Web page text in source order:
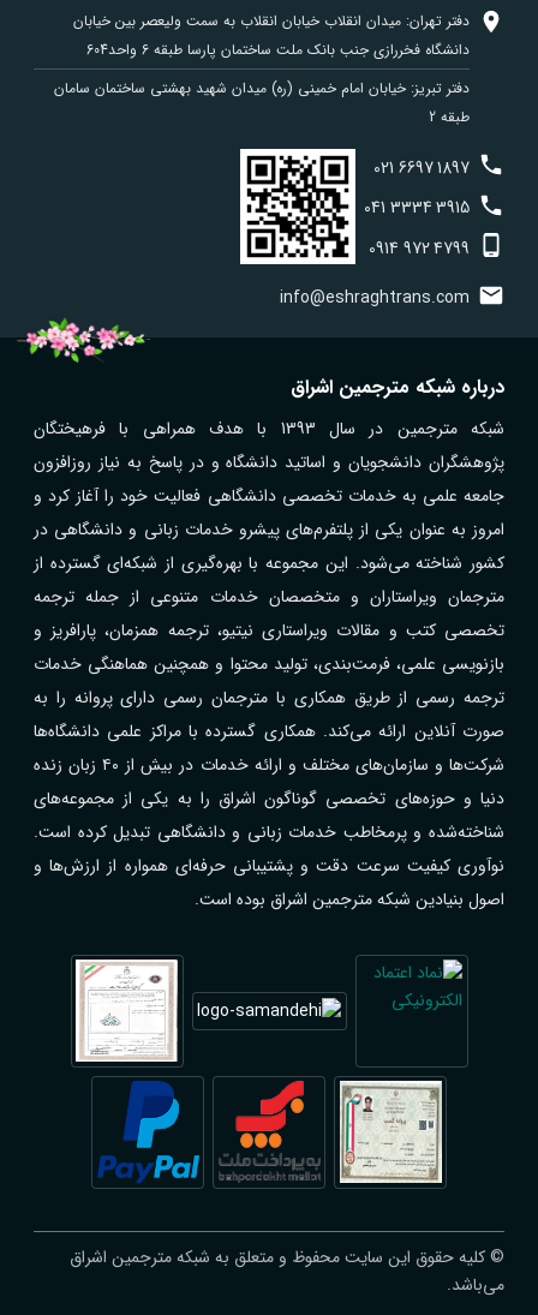
دفتر تهران: میدان انقلاب خیابان انقلاب به سمت ولیعصر بین خیابان
دانشگاه فخررازی جنب بانک ملت ساختمان پارسا طبقه 6 واحد604
دفتر تبریز: خیابان امام خمینی (ره) میدان شهید بهشتی ساختمان سامان
طبقه 2
021 66971897
041 33343915
0914 9724799
info@eshraghtrans.com
درباره شبکه مترجمین اشراق
شبکه مترجمین در سال 1393 با هدف همراهی با فرهیختگان
پژوهشگران دانشجویان و اساتید دانشگاه و در پاسخ به نیاز روزافزون
جامعه علمی به خدمات تخصصی دانشگاهی فعالیت خود را آغاز کرد و
امروز به عنوان یکی از پلتفرم‌های پیشرو خدمات زبانی و دانشگاهی در
کشور شناخته می‌شود. این مجموعه با بهره‌گیری از شبکه‌ای گسترده از
مترجمان ویراستاران و متخصصان خدمات متنوعی از جمله ترجمه
تخصصی کتب و مقالات ویراستاری نیتیو، ترجمه همزمان، پارافریز و
بازنویسی علمی، فرمت‌بندی، تولید محتوا و همچنین هماهنگی خدمات
ترجمه رسمی از طریق همکاری با مترجمان رسمی دارای پروانه را به
صورت آنلاین ارائه می‌کند. همکاری گسترده با مراکز علمی دانشگاه‌ها
شرکت‌ها و سازمان‌های مختلف و ارائه خدمات در بیش از ۴۰ زبان زنده
دنیا و حوزه‌های تخصصی گوناگون اشراق را به یکی از مجموعه‌های
شناخته‌شده و پرمخاطب خدمات زبانی و دانشگاهی تبدیل کرده است.
نوآوری کیفیت سرعت دقت و پشتیبانی حرفه‌ای همواره از ارزش‌ها و
اصول بنیادین شبکه مترجمین اشراق بوده است.
© کلیه حقوق این سایت محفوظ و متعلق به شبکه مترجمین اشراق
می‌باشد.